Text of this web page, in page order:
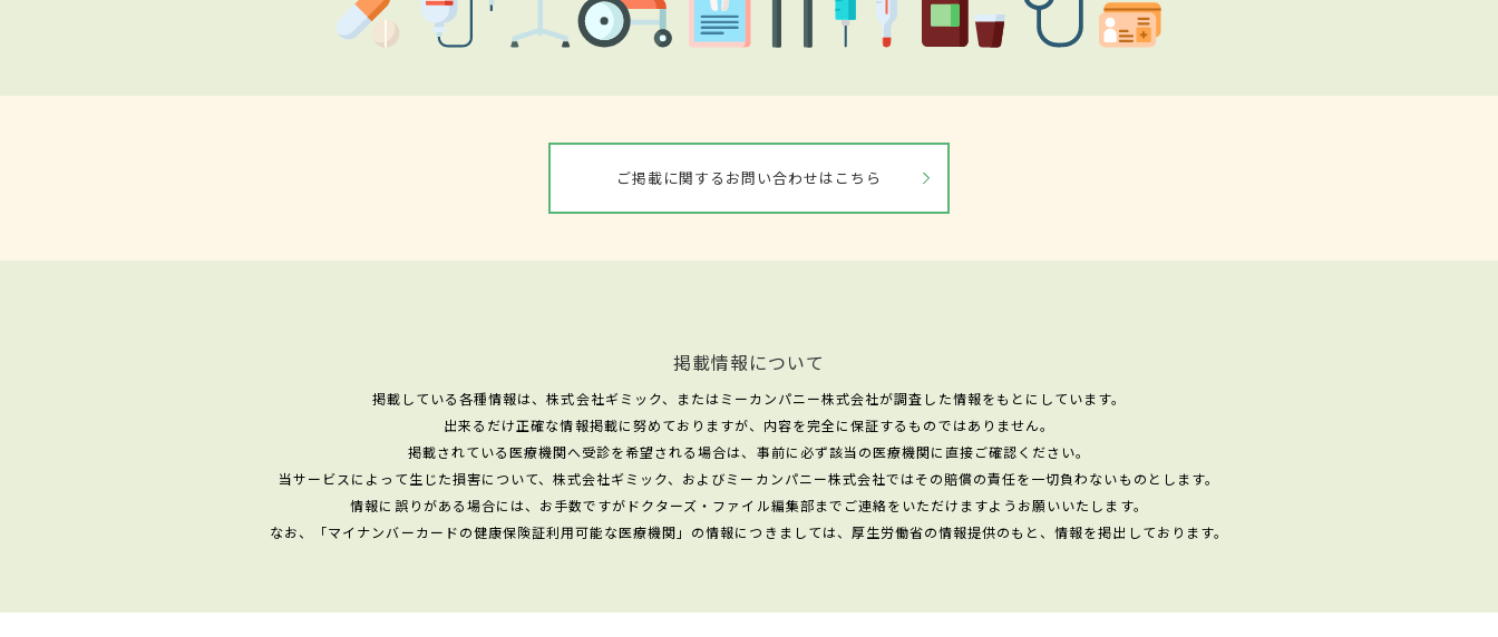
ご掲載に関するお問い合わせはこちら
掲載情報について
掲載している各種情報は、株式会社ギミック、またはミーカンパニー株式会社が調査した情報をもとにしています。
出来るだけ正確な情報掲載に努めておりますが、内容を完全に保証するものではありません。
掲載されている医療機関へ受診を希望される場合は、事前に必ず該当の医療機関に直接ご確認ください。
当サービスによって生じた損害について、株式会社ギミック、およびミーカンパニー株式会社ではその賠償の責任を一切負わないものとします。
情報に誤りがある場合には、お手数ですがドクターズ・ファイル編集部までご連絡をいただけますようお願いいたします。
なお、「マイナンバーカードの健康保険証利用可能な医療機関」の情報につきましては、厚生労働省の情報提供のもと、情報を掲出しております。